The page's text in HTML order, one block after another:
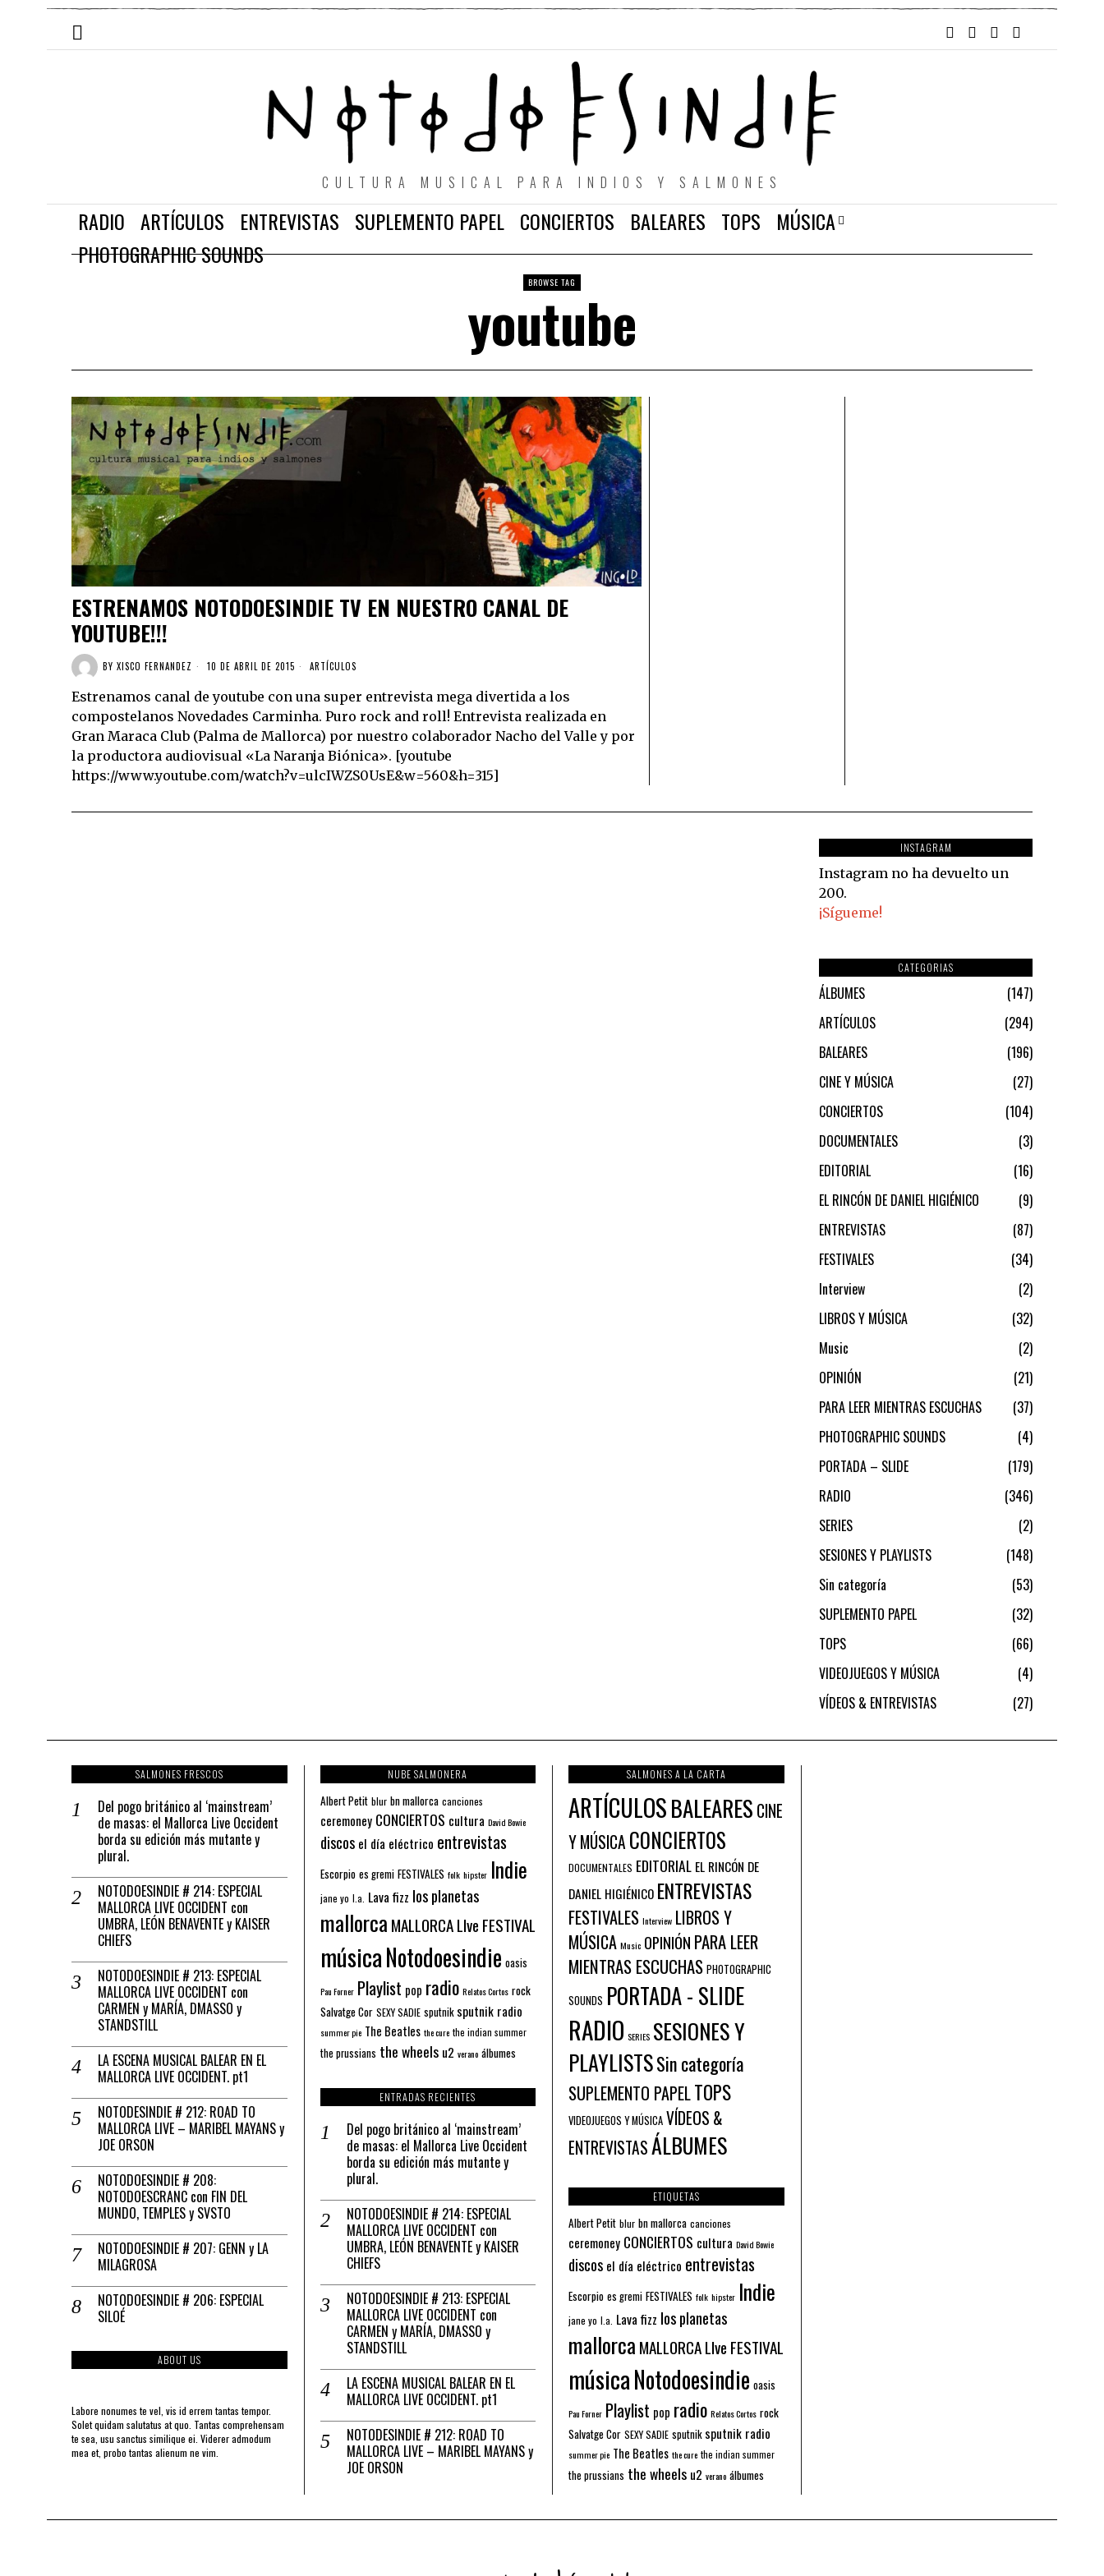
CULTURA MUSICAL PARA INDIOS Y SALMONES
RADIO ARTÍCULOS ENTREVISTAS SUPLEMENTO PAPEL CONCIERTOS BALEARES TOPS
MÚSICA
PHOTOGRAPHIC SOUNDS
BROWSE TAG
youtube
ESTRENAMOS NOTODOESINDIE TV EN NUESTRO CANAL DE
YOUTUBE!!!
BY XISCO FERNANDEZ 10 DE ABRIL DE 2015 ARTÍCULOS
Estrenamos canal de youtube con una super entrevista mega divertida a los
compostelanos Novedades Carminha. Puro rock and roll! Entrevista realizada en
Gran Maraca Club (Palma de Mallorca) por nuestro colaborador Nacho del Valle y por
la productora audiovisual «La Naranja Biónica». [youtube
https://www.youtube.com/watch?v=ulcIWZS0UsE&w=560&h=315]
INSTAGRAM
Instagram no ha devuelto un
200.
¡Sígueme!
CATEGORIAS
ÁLBUMES
147
ARTÍCULOS
294
BALEARES
196
CINE Y MÚSICA
27
CONCIERTOS
104
DOCUMENTALES
3
EDITORIAL
16
EL RINCÓN DE DANIEL HIGIÉNICO
9
ENTREVISTAS
87
FESTIVALES
34
Interview
2
LIBROS Y MÚSICA
32
Music
2
OPINIÓN
21
PARA LEER MIENTRAS ESCUCHAS
37
PHOTOGRAPHIC SOUNDS
4
PORTADA – SLIDE
179
RADIO
346
SERIES
2
SESIONES Y PLAYLISTS
148
Sin categoría
53
SUPLEMENTO PAPEL
32
TOPS
66
VIDEOJUEGOS Y MÚSICA
4
VÍDEOS & ENTREVISTAS
27
SALMONES FRESCOS
Del pogo británico al ‘mainstream’
de masas: el Mallorca Live Occident
borda su edición más mutante y
plural.
NOTODOESINDIE # 214: ESPECIAL
MALLORCA LIVE OCCIDENT con
UMBRA, LEÓN BENAVENTE y KAISER
CHIEFS
NOTODOESINDIE # 213: ESPECIAL
MALLORCA LIVE OCCIDENT con
CARMEN y MARÍA, DMASSO y
STANDSTILL
LA ESCENA MUSICAL BALEAR EN EL
MALLORCA LIVE OCCIDENT. pt1
NOTODESINDIE # 212: ROAD TO
MALLORCA LIVE – MARIBEL MAYANS y
JOE ORSON
NOTODOESINDIE # 208:
NOTODOESCRANC con FIN DEL
MUNDO, TEMPLES y SVSTO
NOTODOESINDIE # 207: GENN y LA
MILAGROSA
NOTODOESINDIE # 206: ESPECIAL
SILOÉ
ABOUT US
Labore nonumes te vel, vis id errem tantas tempor.
Solet quidam salutatus at quo. Tantas comprehensam
te sea, usu sanctus similique ei. Viderer admodum
mea et, probo tantas alienum ne vim.
NUBE SALMONERA
Albert Petit blur bn mallorca canciones
ceremoney CONCIERTOS cultura David Bowie
discos el día eléctrico entrevistas
Escorpio es gremi FESTIVALES folk hipster Indie
jane yo l.a. Lava fizz los planetas
mallorca MALLORCA LIve FESTIVAL
músicaNotodoesindie oasis
Pau Forner Playlist pop radio Relatos Cortos rock
Salvatge Cor SEXY SADIE sputnik sputnik radio
summer pie The Beatles the cure the indian summer
the prussians the wheels u2 verano álbumes
ENTRADAS RECIENTES
Del pogo británico al ‘mainstream’
de masas: el Mallorca Live Occident
borda su edición más mutante y
plural.
NOTODOESINDIE # 214: ESPECIAL
MALLORCA LIVE OCCIDENT con
UMBRA, LEÓN BENAVENTE y KAISER
CHIEFS
NOTODOESINDIE # 213: ESPECIAL
MALLORCA LIVE OCCIDENT con
CARMEN y MARÍA, DMASSO y
STANDSTILL
LA ESCENA MUSICAL BALEAR EN EL
MALLORCA LIVE OCCIDENT. pt1
NOTODESINDIE # 212: ROAD TO
MALLORCA LIVE – MARIBEL MAYANS y
JOE ORSON
SALMONES A LA CARTA
ARTÍCULOSBALEARES CINE
Y MÚSICA CONCIERTOS
DOCUMENTALES EDITORIAL EL RINCÓN DE
DANIEL HIGIÉNICO ENTREVISTAS
FESTIVALES Interview LIBROS Y
MÚSICA Music OPINIÓN PARA LEER
MIENTRAS ESCUCHAS PHOTOGRAPHIC
SOUNDS PORTADA - SLIDE
RADIO SERIES SESIONES Y
PLAYLISTSSin categoría
SUPLEMENTO PAPELTOPS
VIDEOJUEGOS Y MÚSICA VÍDEOS &
ENTREVISTASÁLBUMES
ETIQUETAS
Albert Petit blur bn mallorca canciones
ceremoney CONCIERTOS cultura David Bowie
discos el día eléctrico entrevistas
Escorpio es gremi FESTIVALES folk hipster Indie
jane yo l.a. Lava fizz los planetas
mallorca MALLORCA LIve FESTIVAL
músicaNotodoesindie oasis
Pau Forner Playlist pop radio Relatos Cortos rock
Salvatge Cor SEXY SADIE sputnik sputnik radio
summer pie The Beatles the cure the indian summer
the prussians the wheels u2 verano álbumes